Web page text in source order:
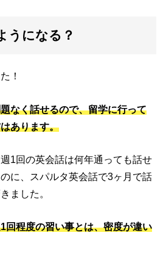
うになる？
！
なく話せるので、留学に行って
あります。
1回の英会話は何年通っても話せ
に、スパルタ英会話で3ヶ月で話
ました。
回程度の習い事とは、密度が違い